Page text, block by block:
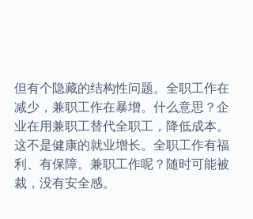
但有个隐藏的结构性问题。全职工作在
减少，兼职工作在暴增。什么意思？企
业在用兼职工替代全职工，降低成本。
这不是健康的就业增长。全职工作有福
利、有保障。兼职工作呢？随时可能被
裁，没有安全感。